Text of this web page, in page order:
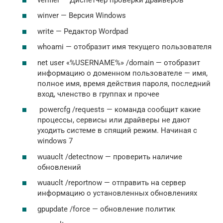
winver — Версия Windows
write — Редактор Wordpad
whoami — отобразит имя текущего пользователя
net user «%USERNAME%» /domain — отобразит
информацию о доменном пользователе — имя,
полное имя, время действия пароля, последний
вход, членство в группах и прочее
powercfg /requests — команда сообщит какие
процессы, сервисы или драйверы не дают
уходить системе в спящий режим. Начиная с
windows 7
wuauclt /detectnow — проверить наличие
обновлений
wuauclt /reportnow — отправить на сервер
информацию о установленных обновлениях
gpupdate /force — обновление политик